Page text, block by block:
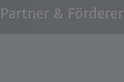
Partner & Förderer